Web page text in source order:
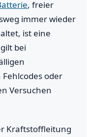
, freier
immer wieder
ist eine
bei
oder
Versuchen
Kraftstoffleitung